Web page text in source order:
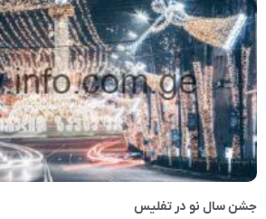
جشن سال نو در تفلیس